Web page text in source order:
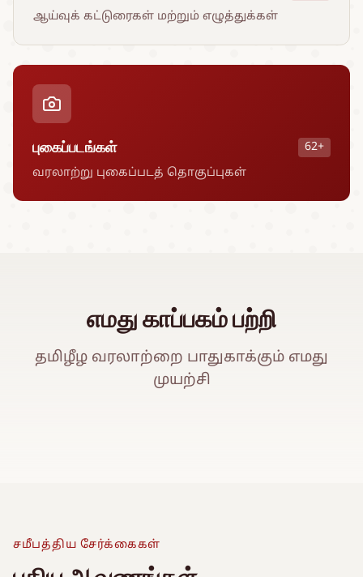
ஆய்வுக் கட்டுரைகள் மற்றும் எழுத்துக்கள்
புகைப்படங்கள்
62+
வரலாற்று புகைப்படத் தொகுப்புகள்
எமது காப்பகம் பற்றி
தமிழீழ வரலாற்றை பாதுகாக்கும் எமது
முயற்சி
Watch Promo Video
சமீபத்திய சேர்க்கைகள்